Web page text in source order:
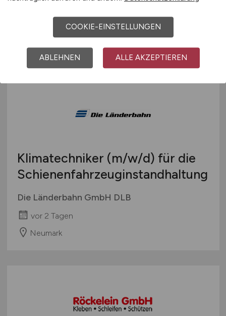
vor 2 Tagen
Klimatechniker (m/w/d) für die
Schienenfahrzeuginstandhaltung
Die Länderbahn GmbH DLB
vor 2 Tagen
Neumark
COOKIE-EINSTELLUNGEN
ABLEHNEN ALLE AKZEPTIEREN